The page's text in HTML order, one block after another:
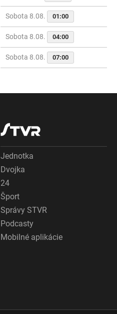
Sobota 8.08. 01:00
Sobota 8.08. 04:00
Sobota 8.08. 07:00
Jednotka
Dvojka
24
Šport
Správy STVR
Podcasty
Mobilné aplikácie